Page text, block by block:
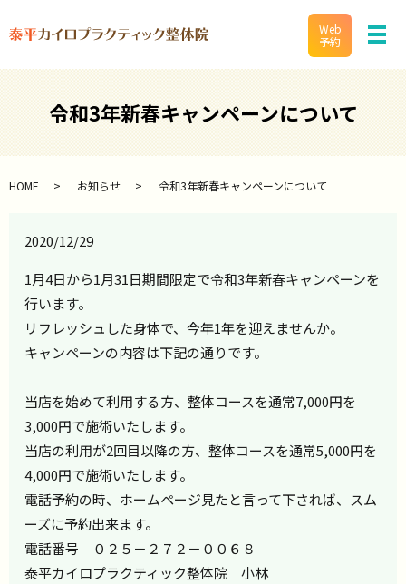
Web
予約
メ
令和3年新春キャンペーンについて
HOME お知らせ 令和3年新春キャンペーンについて
2020/12/29
1月4日から1月31日期間限定で令和3年新春キャンペーンを
行います。
リフレッシュした身体で、今年1年を迎えませんか。
キャンペーンの内容は下記の通りです。
当店を始めて利用する方、整体コースを通常7,000円を
3,000円で施術いたします。
当店の利用が2回目以降の方、整体コースを通常5,000円を
4,000円で施術いたします。
電話予約の時、ホームページ見たと言って下されば、スム
ーズに予約出来ます。
電話番号 ０２５－２７２－００６８
泰平カイロプラクティック整体院 小林